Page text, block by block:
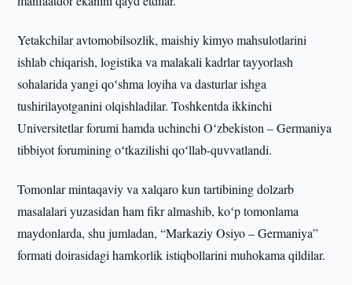
Yetakchilar avtomobilsozlik, maishiy kimyo mahsulotlarini
ishlab chiqarish, logistika va malakali kadrlar tayyorlash
sohalarida yangi qoʻshma loyiha va dasturlar ishga
tushirilayotganini olqishladilar. Toshkentda ikkinchi
Universitetlar forumi hamda uchinchi Oʻzbekiston – Germaniya
tibbiyot forumining oʻtkazilishi qoʻllab-quvvatlandi.
Tomonlar mintaqaviy va xalqaro kun tartibining dolzarb
masalalari yuzasidan ham fikr almashib, koʻp tomonlama
maydonlarda, shu jumladan, “Markaziy Osiyo – Germaniya”
formati doirasidagi hamkorlik istiqbollarini muhokama qildilar.